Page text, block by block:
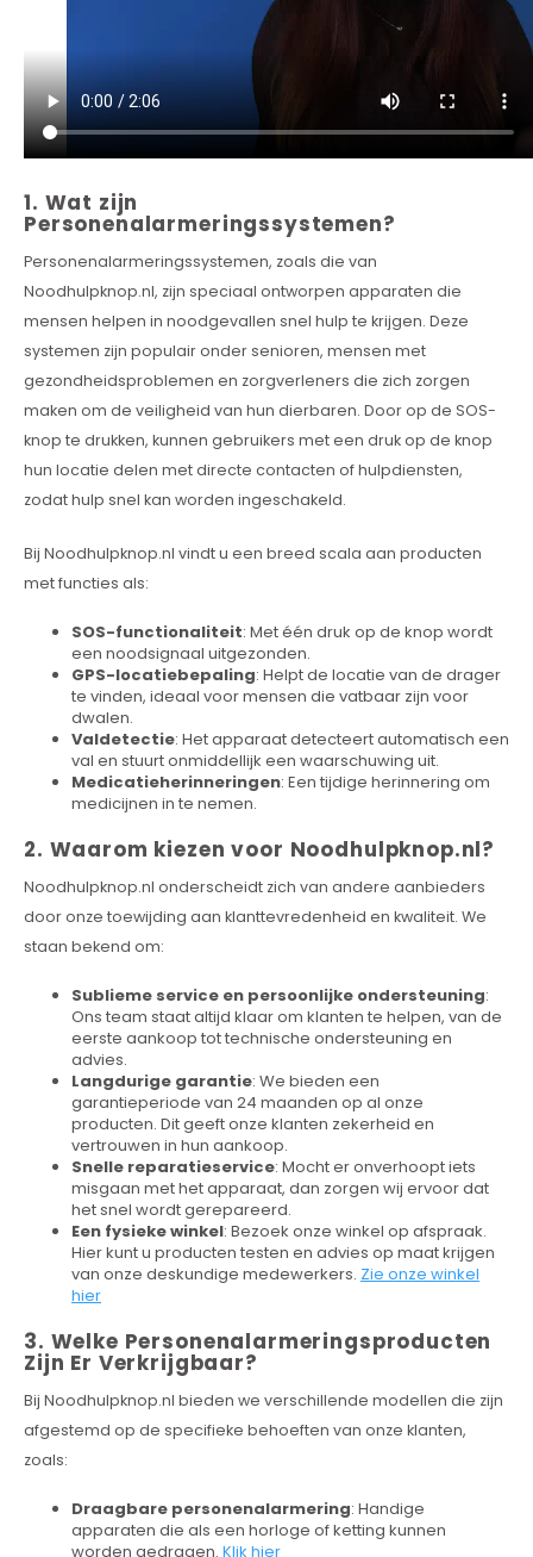
1. Wat zijn
Personenalarmeringssystemen?
Personenalarmeringssystemen, zoals die van
Noodhulpknop.nl, zijn speciaal ontworpen apparaten die
mensen helpen in noodgevallen snel hulp te krijgen. Deze
systemen zijn populair onder senioren, mensen met
gezondheidsproblemen en zorgverleners die zich zorgen
maken om de veiligheid van hun dierbaren. Door op de SOS-
knop te drukken, kunnen gebruikers met een druk op de knop
hun locatie delen met directe contacten of hulpdiensten,
zodat hulp snel kan worden ingeschakeld.
Bij Noodhulpknop.nl vindt u een breed scala aan producten
met functies als:
SOS-functionaliteit: Met één druk op de knop wordt
een noodsignaal uitgezonden.
GPS-locatiebepaling: Helpt de locatie van de drager
te vinden, ideaal voor mensen die vatbaar zijn voor
dwalen.
Valdetectie: Het apparaat detecteert automatisch een
val en stuurt onmiddellijk een waarschuwing uit.
Medicatieherinneringen: Een tijdige herinnering om
medicijnen in te nemen.
2. Waarom kiezen voor Noodhulpknop.nl?
Noodhulpknop.nl onderscheidt zich van andere aanbieders
door onze toewijding aan klanttevredenheid en kwaliteit. We
staan bekend om:
Sublieme service en persoonlijke ondersteuning:
Ons team staat altijd klaar om klanten te helpen, van de
eerste aankoop tot technische ondersteuning en
advies.
Langdurige garantie: We bieden een
garantieperiode van 24 maanden op al onze
producten. Dit geeft onze klanten zekerheid en
vertrouwen in hun aankoop.
Snelle reparatieservice: Mocht er onverhoopt iets
misgaan met het apparaat, dan zorgen wij ervoor dat
het snel wordt gerepareerd.
Een fysieke winkel: Bezoek onze winkel op afspraak.
Hier kunt u producten testen en advies op maat krijgen
van onze deskundige medewerkers. Zie onze winkel
hier
3. Welke Personenalarmeringsproducten
Zijn Er Verkrijgbaar?
Bij Noodhulpknop.nl bieden we verschillende modellen die zijn
afgestemd op de specifieke behoeften van onze klanten,
zoals:
Draagbare personenalarmering: Handige
apparaten die als een horloge of ketting kunnen
worden gedragen. Klik hier